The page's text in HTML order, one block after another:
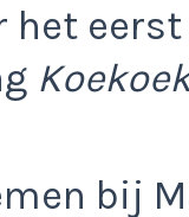
het
bij